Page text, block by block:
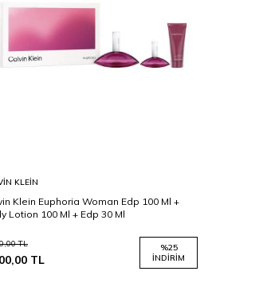
KLEIN
Klein Euphoria Woman Edp 100 Ml +
Lotion 100 Ml + Edp 30 Ml
TL
TL
%25
İNDIRIM